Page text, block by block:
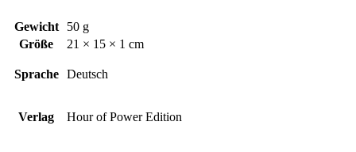
Gewicht
50 g
Größe
21 × 15 × 1 cm
Sprache Deutsch
Verlag Hour of Power Edition